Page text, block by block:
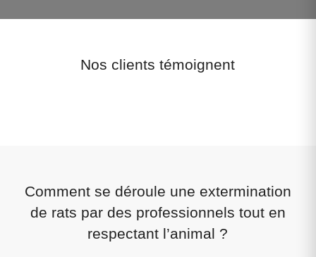
Nos clients témoignent
Comment se déroule une extermination
de rats par des professionnels tout en
respectant l’animal ?